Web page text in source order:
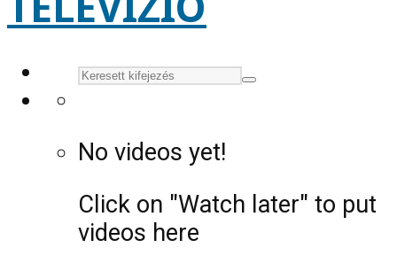
No videos yet!
Click on "Watch later" to put
videos here